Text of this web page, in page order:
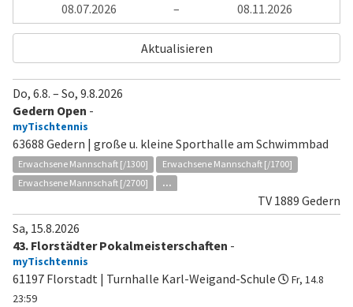
–
Aktualisieren
Do, 6.8. – So, 9.8.2026
Gedern Open -
myTischtennis
63688 Gedern | große u. kleine Sporthalle am Schwimmbad
Erwachsene Mannschaft [/1300]
Erwachsene Mannschaft [/1700]
Erwachsene Mannschaft [/2700]
...
TV 1889 Gedern
Sa, 15.8.2026
43. Florstädter Pokalmeisterschaften -
myTischtennis
61197 Florstadt | Turnhalle Karl-Weigand-Schule
Fr, 14.8
23:59